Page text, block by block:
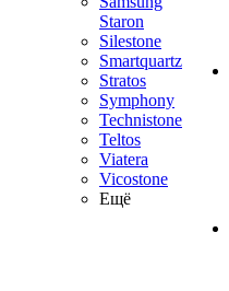
Staron
Silestone
Smartquartz
Stratos
Symphony
Technistone
Teltos
Viatera
Vicostone
Ещё